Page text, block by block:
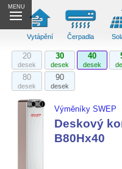
MENU
Vytápění Čerpadla
20
desek
30
desek
40
desek
80
desek
90
desek
Výměníky SWEP
Deskový
B80Hx40